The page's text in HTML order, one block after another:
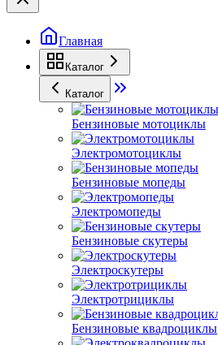
Главная
Каталог
Каталог
Бензиновые мотоциклы
Электромотоциклы
Бензиновые мопеды
Электромопеды
Бензиновые скутеры
Электроскутеры
Электротрициклы
Бензиновые квадроциклы